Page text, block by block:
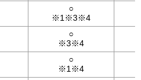
○
※1※3※4
○
※3※4
○
※1※4